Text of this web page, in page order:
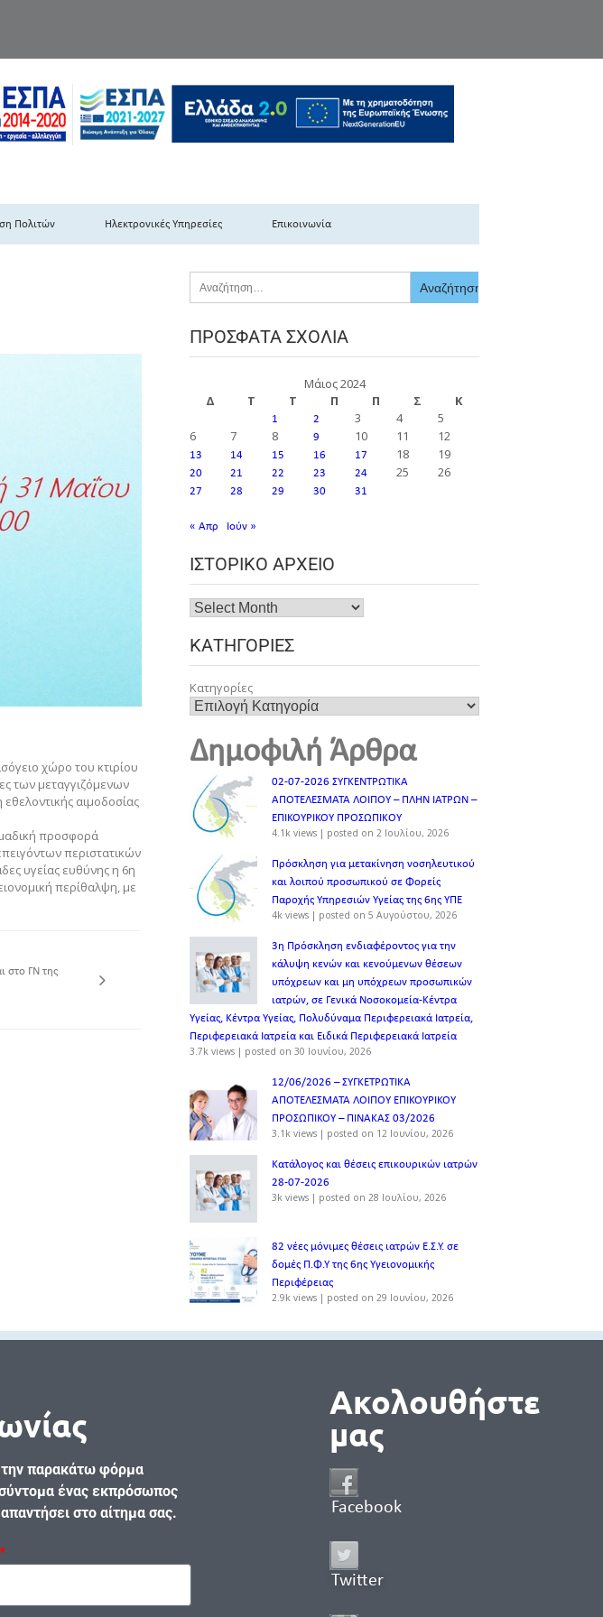
Ιονίων Νήσων-Ηπείρου & Δυτικής Ελλάδας
Πολιτών Ηλεκτρονικές Υπηρεσίες Επικοινωνία
χώρο του κτιρίου
των μεταγγιζόμενων
αιμοδοσίας
προσφορά
περιστατικών
υγείας ευθύνης η 6η
περίθαλψη, με
στο ΓΝ της
ΠΡΌΣΦΑΤΑ ΣΧΌΛΙΑ
Μάιος 2024
Δ
Τ Τ Π Π Σ Κ
1 2 3 4
5
6
7 8 9 10 11 12
13 14 15 16 17 18 19
20 21 22 23 24 25 26
27 28 29 30 31
« Απρ Ιούν »
ΙΣΤΟΡΙΚΌ ΑΡΧΕΊΟ
ΚΑΤΗΓΟΡΊΕΣ
Κατηγορίες
Δημοφιλή Άρθρα
02-07-2026 ΣΥΓΚΕΝΤΡΩΤΙΚΑ
ΑΠΟΤΕΛΕΣΜΑΤΑ ΛΟΙΠΟΥ – ΠΛΗΝ ΙΑΤΡΩΝ –
ΕΠΙΚΟΥΡΙΚΟΥ ΠΡΟΣΩΠΙΚOY
4.1k views | posted on 2 Ιουλίου, 2026
Πρόσκληση για μετακίνηση νοσηλευτικού
και λοιπού προσωπικού σε Φορείς
Παροχής Υπηρεσιών Υγείας της 6ης ΥΠΕ
4k views | posted on 5 Αυγούστου, 2026
3η Πρόσκληση ενδιαφέροντος για την
κάλυψη κενών και κενούμενων θέσεων
υπόχρεων και μη υπόχρεων προσωπικών
ιατρών, σε Γενικά Νοσοκομεία-Κέντρα
Υγείας, Κέντρα Υγείας, Πολυδύναμα Περιφερειακά Ιατρεία,
Περιφερειακά Ιατρεία και Ειδικά Περιφερειακά Ιατρεία
3.7k views | posted on 30 Ιουνίου, 2026
12/06/2026 – ΣΥΓΚΕΤΡΩΤΙΚΑ
ΑΠΟΤΕΛΕΣΜΑΤΑ ΛΟΙΠΟΥ ΕΠΙΚΟΥΡΙΚΟΥ
ΠΡΟΣΩΠΙΚΟΥ – ΠΙΝΑΚΑΣ 03/2026
3.1k views | posted on 12 Ιουνίου, 2026
Κατάλογος και θέσεις επικουρικών ιατρών
28-07-2026
3k views | posted on 28 Ιουλίου, 2026
82 νέες μόνιμες θέσεις ιατρών Ε.Σ.Υ. σε
δομές Π.Φ.Υ της 6ης Υγειονομικής
Περιφέρειας
2.9k views | posted on 29 Ιουνίου, 2026
παρακάτω φόρμα
σύντομα ένας εκπρόσωπος
στο αίτημα σας.
Ακολουθήστε
μας
Facebook
Twitter